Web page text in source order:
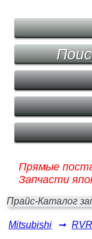
Прямые
Запчасти
Прайс-Каталог
Mitsubishi ➞ RVR